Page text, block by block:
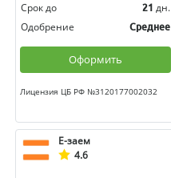
Срок до
21 дн.
Одобрение
Среднее
Оформить
Лицензия ЦБ РФ №3120177002032
Е-заем
4.6